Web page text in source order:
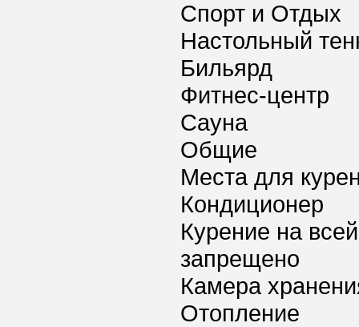
Спорт и Отдых
Настольный
Бильярд
Фитнес-центр
Сауна
Общие
Места для
Кондиционер
Курение на
запрещено
Камера
Отопление